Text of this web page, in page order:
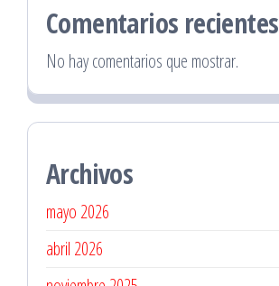
Comentarios recientes
No hay comentarios que mostrar.
Archivos
mayo 2026
abril 2026